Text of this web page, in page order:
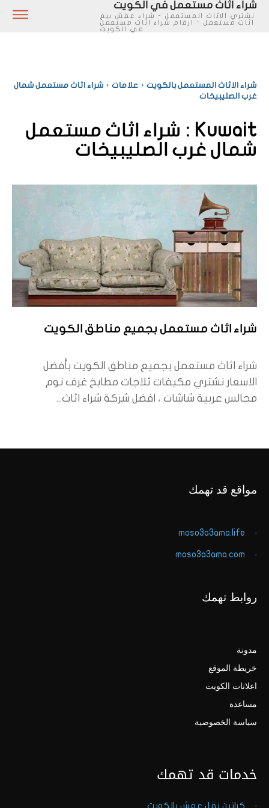
شراء اثاث مستعمل في الكويت
نشتري الاثاث المستعمل - شراء عفش بيع
اثاث مستعمل - ارقام شراء اثاث مستعمل
في الكويت
شراء الاثاث المستعمل بالكويت علامات
شراء اثاث مستعمل شمال
غرب الصليبيخات
Kuwait :
شراء اثاث مستعمل
شمال غرب الصليبيخات
شراء اثاث مستعمل بجميع مناطق الكويت
شراء اثاث مستعمل بجميع مناطق الكويت بأفضل
الاسعار نشتري مكيفات ثلاجات مطابخ غرف نوم
مجالس عربية شاشات ، افضل شركة شراء اثاث...
مواقع قد تهمك
moso3a3ama.life
moso3a3ama.com
روابط تهمك
مدونة
خريطة الموقع
اعلانات الكويت
مساعدة
سياسة الخصوصية
خدمات قد تهمك
كراتين نقل عفش بالكويت